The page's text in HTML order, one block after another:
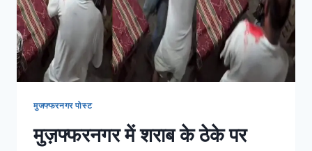
मुजफ्फरनगर पोस्ट
मुज़फ्फरनगर में शराब के ठेके पर